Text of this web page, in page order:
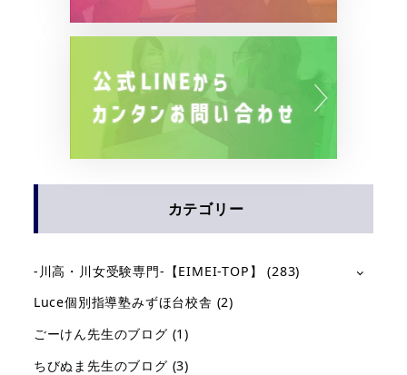
カテゴリー
-川高・川女受験専門-【EIMEI-TOP】
(283)
Luce個別指導塾みずほ台校舎 (2)
ごーけん先生のブログ (1)
ちびぬま先生のブログ (3)